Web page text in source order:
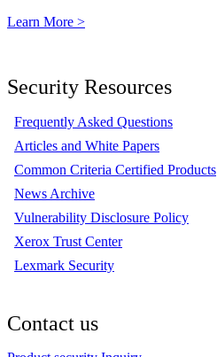
Learn More >
Security Resources
Frequently Asked Questions
Articles and White Papers
Common Criteria Certified Products
News Archive
Vulnerability Disclosure Policy
Xerox Trust Center
Lexmark Security
Contact us